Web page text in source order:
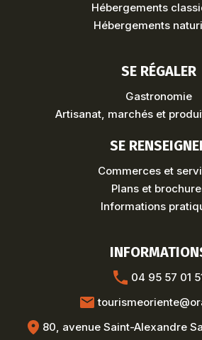
Hébergements
Hébergements
SE RÉGALER
Gastronomie
Artisanat, marchés et
SE
Commerces et
Plans et
Informations
04 95 57 01
80, avenue Saint-Alexandre